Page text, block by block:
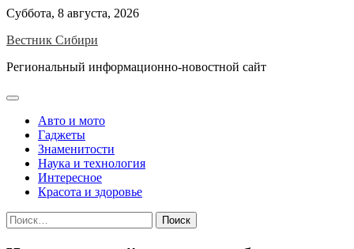
Skip
content
Суббота, 8 августа, 2026
Вестник Сибири
Региональный информационно-новостной сайт
Авто и мото
Гаджеты
Знаменитости
Наука и технология
Интересное
Красота и здоровье
Найти: